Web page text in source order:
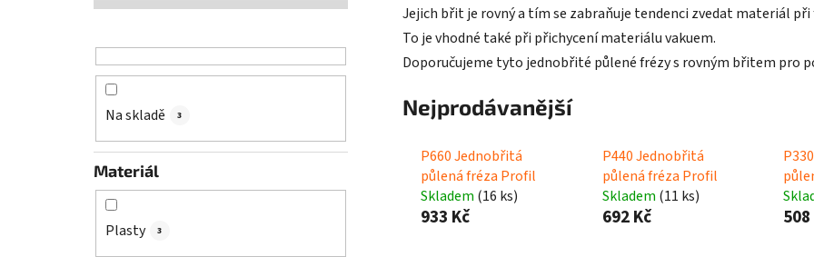
Na skladě 3
Materiál
Plasty 3
Jejich břit je rovný a tím se zabraňuje tendenci zvedat materiál při
To je vhodné také při přichycení materiálu vakuem.
Doporučujeme tyto jednobřité půlené frézy s rovným břitem pro
Nejprodávanější
P660 Jednobřitá
půlená fréza Profil
Skladem (16 ks)
933 Kč
P440 Jednobřitá
půlená fréza Profil
Skladem (11 ks)
692 Kč